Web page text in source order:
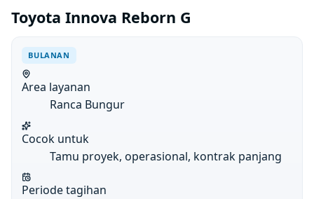
Toyota Innova Reborn G
BULANAN
Area layanan
Ranca Bungur
Cocok untuk
Tamu proyek, operasional, kontrak panjang
Periode tagihan